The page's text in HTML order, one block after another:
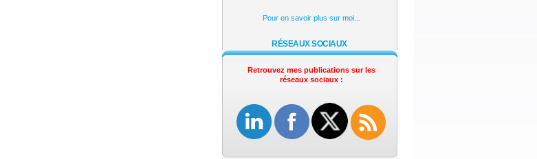
Pour en savoir plus sur moi...
RÉSEAUX SOCIAUX
Retrouvez mes publications sur les
réseaux sociaux :